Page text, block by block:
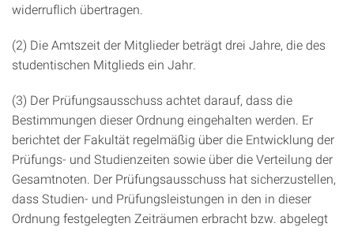
widerruflich übertragen.
(2) Die Amtszeit der Mitglieder beträgt drei Jahre, die des
studentischen Mitglieds ein Jahr.
(3) Der Prüfungsausschuss achtet darauf, dass die
Bestimmungen dieser Ordnung eingehalten werden. Er
berichtet der Fakultät regelmäßig über die Entwicklung der
Prüfungs- und Studienzeiten sowie über die Verteilung der
Gesamtnoten. Der Prüfungsausschuss hat sicherzustellen,
dass Studien- und Prüfungsleistungen in den in dieser
Ordnung festgelegten Zeiträumen erbracht bzw. abgelegt